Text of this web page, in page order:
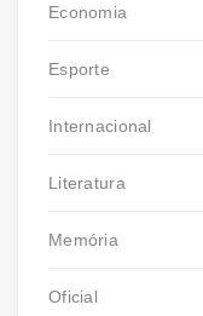
Economia
Esporte
Internacional
Literatura
Memória
Oficial